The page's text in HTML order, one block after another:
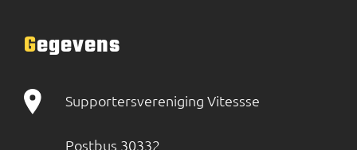
Gegevens
Supportersvereniging Vitessse
Postbus 30332